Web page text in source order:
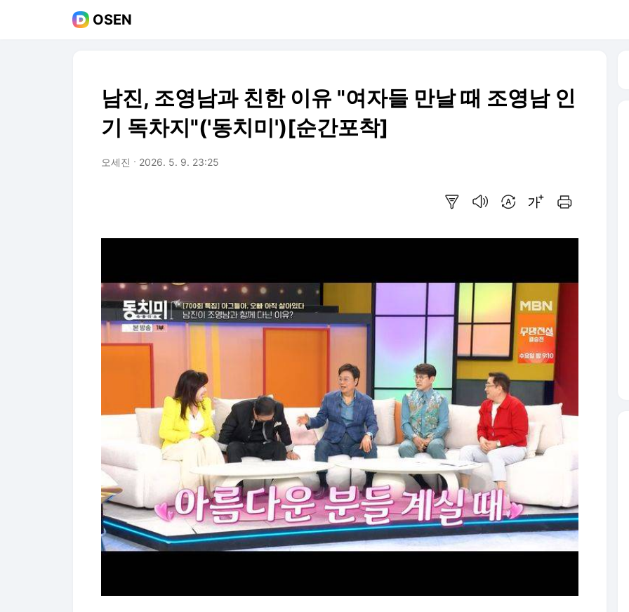
OSEN
남진, 조영남과 친한 이유 "여자들 만날 때 조영남 인
기 독차지"('동치미')[순간포착]
오세진 2026. 5. 9. 23:25